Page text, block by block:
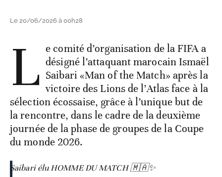
Le 20/06/2026 à 00h28
L e comité d’organisation de la FIFA a
désigné l’attaquant marocain Ismaël
Saibari «Man of the Match» après la
victoire des Lions de l’Atlas face à la
sélection écossaise, grâce à l’unique but de
la rencontre, dans le cadre de la deuxième
journée de la phase de groupes de la Coupe
du monde 2026.
Saibari élu HOMME DU MATCH 🇲🇦✨